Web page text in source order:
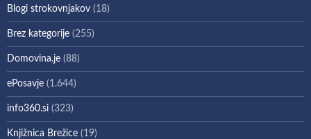
Blogi strokovnjakov (18)
Brez kategorije (255)
Domovina.je (88)
ePosavje (1.644)
info360.si (323)
Knjižnica Brežice (19)